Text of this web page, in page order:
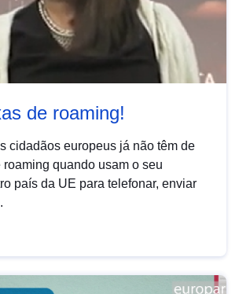
de roaming!
cidadãos europeus já não têm de
roaming quando usam o seu
país da UE para telefonar, enviar